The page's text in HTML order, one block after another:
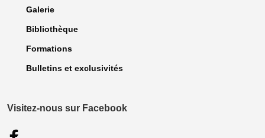
Galerie
Bibliothèque
Formations
Bulletins et exclusivités
Visitez-nous sur Facebook